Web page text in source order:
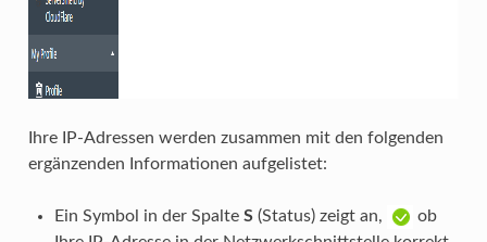
Ihre IP-Adressen werden zusammen mit den folgenden
ergänzenden Informationen aufgelistet:
Ein Symbol in der Spalte S(Status) zeigt an,
ob